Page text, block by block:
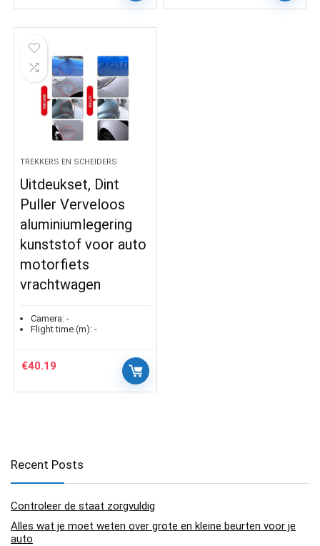
TREKKERS EN SCHEIDERS
Uitdeukset, Dint
Puller Verveloos
aluminiumlegering
kunststof voor auto
motorfiets
vrachtwagen
Camera: -
Flight time (m): -
€40.19
Recent Posts
Controleer de staat zorgvuldig
Alles wat je moet weten over grote en kleine beurten voor je
auto